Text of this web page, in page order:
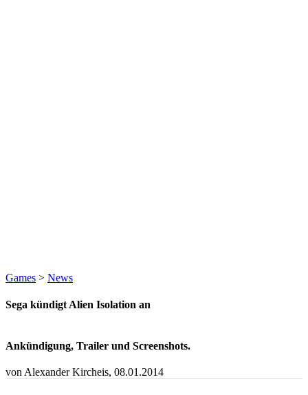
Games > News
Sega kündigt Alien Isolation an
Ankündigung, Trailer und Screenshots.
von Alexander Kircheis, 08.01.2014